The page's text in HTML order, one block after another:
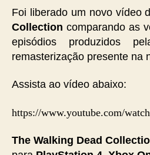
Foi liberado um novo vídeo
Collection comparando as
episódios produzidos
remasterização presente na
Assista ao vídeo abaixo:
https://www.youtube.com/
The Walking Dead